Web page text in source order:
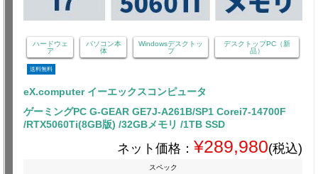
ハードウェ
ア
パソコン本
体
Windowsデスクトッ
プ
デスクトップPC（新
品）
送料無料
eX.computer イーエックスコンピュータ
ゲーミングPC G-GEAR GE7J-A261B/SP1 Corei7-14700F
/RTX5060Ti(8GB版) /32GBメモリ /1TB SSD
ネット価格： ¥289,980(税込)
スペック